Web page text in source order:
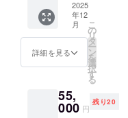
ス
ボー
テ 3本
・提供
方法：
完成後
宅急便
送
2025
年12
月
詳細を見る
こ
の
リ
タ
ー
ン
を
選
択
す
る
55,
000 円
残り20